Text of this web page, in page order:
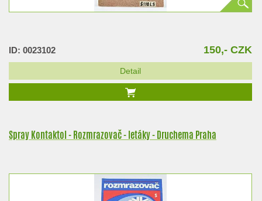
ID: 0023102 150,- CZK
Detail
Spray Kontaktol - Rozmrazovač - letáky - Druchema Praha